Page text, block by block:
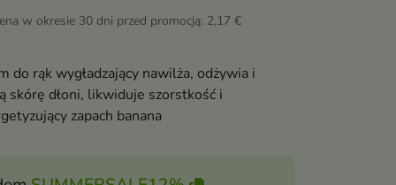
w okresie 30 dni przed promocją: 2,17 €
do rąk wygładzający nawilża, odżywia i
skórę dłoni, likwiduje szorstkość i
zapach banana